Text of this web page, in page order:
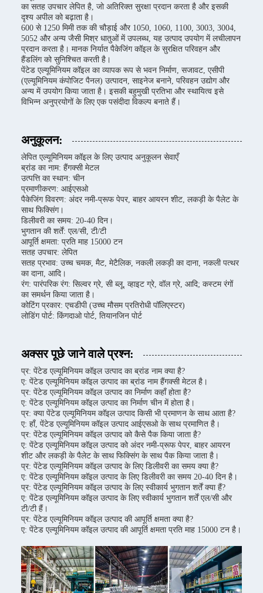
का सतह उपचार लेपित है, जो अतिरिक्त सुरक्षा प्रदान करता है और इसकी
दृश्य अपील को बढ़ाता है।
600 से 1250 मिमी तक की चौड़ाई और 1050, 1060, 1100, 3003, 3004,
5052 और अन्य जैसी मिश्र धातुओं में उपलब्ध, यह उत्पाद उपयोग में लचीलापन
प्रदान करता है। मानक निर्यात पैकेजिंग कॉइल के सुरक्षित परिवहन और
हैंडलिंग को सुनिश्चित करती है।
पेंटेड एल्यूमिनियम कॉइल का व्यापक रूप से भवन निर्माण, सजावट, एसीपी
(एल्यूमिनियम कंपोजिट पैनल) उत्पादन, साइनेज बनाने, परिवहन उद्योग और
अन्य में उपयोग किया जाता है। इसकी बहुमुखी प्रतिभा और स्थायित्व इसे
विभिन्न अनुप्रयोगों के लिए एक पसंदीदा विकल्प बनाते हैं।
अनुकूलन:
लेपित एल्यूमिनियम कॉइल के लिए उत्पाद अनुकूलन सेवाएँ
ब्रांड का नाम: हैंगक्सी मेटल
उत्पत्ति का स्थान: चीन
प्रमाणीकरण: आईएसओ
पैकेजिंग विवरण: अंदर नमी-प्रूफ पेपर, बाहर आयरन शीट, लकड़ी के पैलेट के
साथ फिक्सिंग।
डिलीवरी का समय: 20-40 दिन।
भुगतान की शर्तें: एल/सी, टी/टी
आपूर्ति क्षमता: प्रति माह 15000 टन
सतह उपचार: लेपित
सतह प्रभाव: उच्च चमक, मैट, मेटैलिक, नकली लकड़ी का दाना, नकली पत्थर
का दाना, आदि।
रंग: पारंपरिक रंग: सिल्वर ग्रे, सी ब्लू, व्हाइट ग्रे, वॉल ग्रे, आदि; कस्टम रंगों
का समर्थन किया जाता है।
कोटिंग प्रकार: एचडीपी (उच्च मौसम प्रतिरोधी पॉलिएस्टर)
लोडिंग पोर्ट: किंगदाओ पोर्ट, तियानजिन पोर्ट
अक्सर पूछे जाने वाले प्रश्न:
प्र: पेंटेड एल्यूमिनियम कॉइल उत्पाद का ब्रांड नाम क्या है?
ए: पेंटेड एल्यूमिनियम कॉइल उत्पाद का ब्रांड नाम हैंगक्सी मेटल है।
प्र: पेंटेड एल्यूमिनियम कॉइल उत्पाद का निर्माण कहाँ होता है?
ए: पेंटेड एल्यूमिनियम कॉइल उत्पाद का निर्माण चीन में होता है।
प्र: क्या पेंटेड एल्यूमिनियम कॉइल उत्पाद किसी भी प्रमाणन के साथ आता है?
ए: हाँ, पेंटेड एल्यूमिनियम कॉइल उत्पाद आईएसओ के साथ प्रमाणित है।
प्र: पेंटेड एल्यूमिनियम कॉइल उत्पाद को कैसे पैक किया जाता है?
ए: पेंटेड एल्यूमिनियम कॉइल उत्पाद को अंदर नमी-प्रूफ पेपर, बाहर आयरन
शीट और लकड़ी के पैलेट के साथ फिक्सिंग के साथ पैक किया जाता है।
प्र: पेंटेड एल्यूमिनियम कॉइल उत्पाद के लिए डिलीवरी का समय क्या है?
ए: पेंटेड एल्यूमिनियम कॉइल उत्पाद के लिए डिलीवरी का समय 20-40 दिन है।
प्र: पेंटेड एल्यूमिनियम कॉइल उत्पाद के लिए स्वीकार्य भुगतान शर्तें क्या हैं?
ए: पेंटेड एल्यूमिनियम कॉइल उत्पाद के लिए स्वीकार्य भुगतान शर्तें एल/सी और
टी/टी हैं।
प्र: पेंटेड एल्यूमिनियम कॉइल उत्पाद की आपूर्ति क्षमता क्या है?
ए: पेंटेड एल्यूमिनियम कॉइल उत्पाद की आपूर्ति क्षमता प्रति माह 15000 टन है।